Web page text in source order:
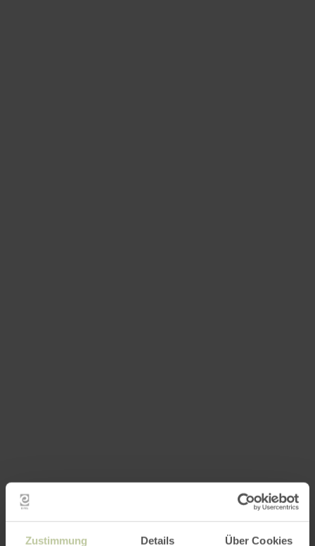
Zustimmung Details Über Cookies